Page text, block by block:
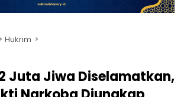
Hukrim
Juta Jiwa Diselamatkan,